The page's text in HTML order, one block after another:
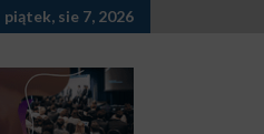
piątek, sie 7, 2026